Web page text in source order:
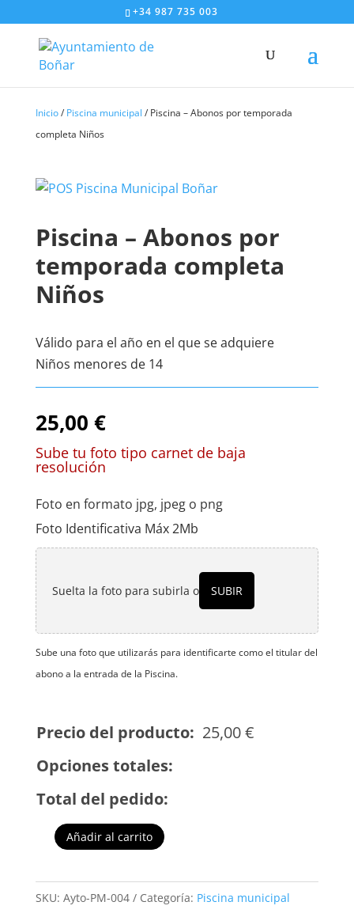
+34 987 735 003
Inicio/ Piscina municipal / Piscina – Abonos por temporada
completa Niños
Piscina – Abonos por
temporada completa
Niños
Válido para el año en el que se adquiere
Niños menores de 14
25,00 €
Sube tu foto tipo carnet de baja
resolución
Foto en formato jpg, jpeg o png
Foto Identificativa Máx 2Mb
Suelta la foto para subirla o SUBIR
Sube una foto que utilizarás para identificarte como el titular del
abono a la entrada de la Piscina.
Precio del producto: 25,00€
Opciones totales:
Total del pedido:
Piscina
Añadir al carrito
SKU: Ayto-PM-004 Categoría: Piscina municipal